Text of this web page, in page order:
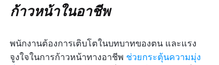
ก้าวหน้าในอาชีพ
พนักงานต้องการเติบโตในบทบาทของตน และแรง
จูงใจในการก้าวหน้าทางอาชีพ ช่วยกระตุ้นความมุ่ง